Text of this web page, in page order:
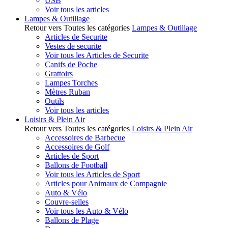
Voir tous les articles
Lampes & Outillage
Retour vers Toutes les catégories Lampes & Outillage
Articles de Securite
Vestes de securite
Voir tous les Articles de Securite
Canifs de Poche
Grattoirs
Lampes Torches
Mètres Ruban
Outils
Voir tous les articles
Loisirs & Plein Air
Retour vers Toutes les catégories Loisirs & Plein Air
Accessoires de Barbecue
Accessoires de Golf
Articles de Sport
Ballons de Football
Voir tous les Articles de Sport
Articles pour Animaux de Compagnie
Auto & Vélo
Couvre-selles
Voir tous les Auto & Vélo
Ballons de Plage